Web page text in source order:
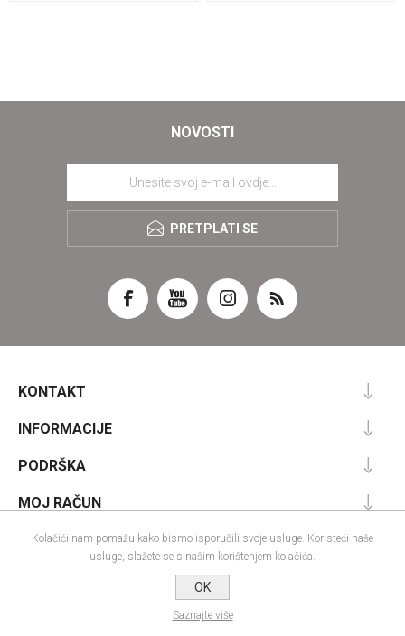
NOVOSTI
PRETPLATI SE
KONTAKT
INFORMACIJE
PODRŠKA
MOJ RAČUN
Powered bynopCommerce
Nop-Templates.com
Autorska prava; 2026 IRA commerce webshop. Sva prava pridržana.
Kolačići nam pomažu kako bismo isporučili svoje usluge. Koristeći naše
usluge, slažete se s našim korištenjem kolačića.
OK
Saznajte više